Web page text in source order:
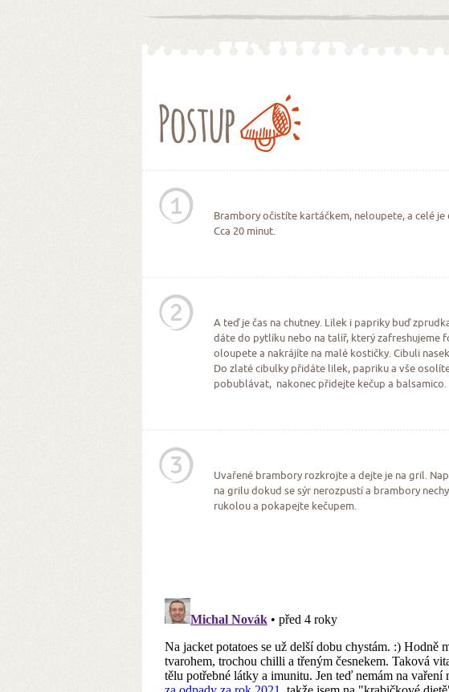
Postup
1
Brambory očistíte kartáčkem, neloupete, a celé
Cca 20 minut.
2
A teď je čas na chutney. Lilek i papriky buď
dáte do pytlíku nebo na talíř, který zafreshujeme
oloupete a nakrájíte na malé kostičky. Cibuli
Do zlaté cibulky přidáte lilek, papriku a vše
pobublávat, nakonec přidejte kečup a balsamico.
3
Uvařené brambory rozkrojte a dejte je na gril.
na grilu dokud se sýr nerozpustí a brambory
rukolou a pokapejte kečupem.